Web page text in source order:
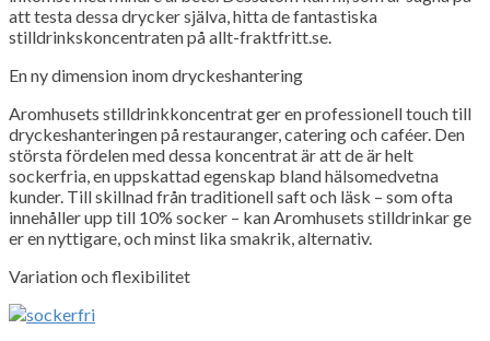
att testa dessa drycker själva, hitta de fantastiska
stilldrinkskoncentraten på allt-fraktfritt.se.
En ny dimension inom dryckeshantering
Aromhusets stilldrinkkoncentrat ger en professionell touch till
dryckeshanteringen på restauranger, catering och caféer. Den
största fördelen med dessa koncentrat är att de är helt
sockerfria, en uppskattad egenskap bland hälsomedvetna
kunder. Till skillnad från traditionell saft och läsk – som ofta
innehåller upp till 10% socker – kan Aromhusets stilldrinkar ge
er en nyttigare, och minst lika smakrik, alternativ.
Variation och flexibilitet